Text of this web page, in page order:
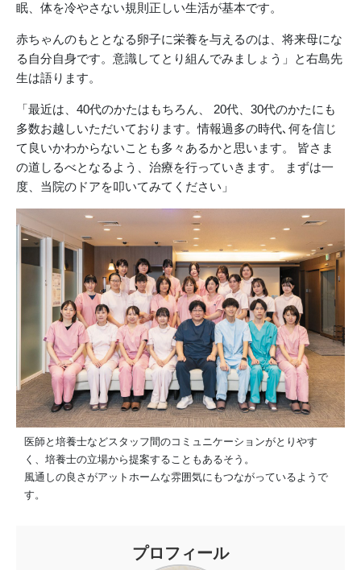
眠、体を冷やさない規則正しい生活が基本です。
赤ちゃんのもととなる卵子に栄養を与えるのは、将来母にな
る自分自身です。意識してとり組んでみましょう」と右島先
生は語ります。
「最近は、40代のかたはもちろん、 20代、30代のかたにも
多数お越しいただいております。情報過多の時代､何を信じ
て良いかわからないことも多々あるかと思います。 皆さま
の道しるべとなるよう、治療を行っていきます。 まずは一
度、当院のドアを叩いてみてください」
医師と培養士などスタッフ間のコミュニケーションがとりやす
く、培養士の立場から提案することもあるそう。
風通しの良さがアットホームな雰囲気にもつながっているようで
す。
プロフィール